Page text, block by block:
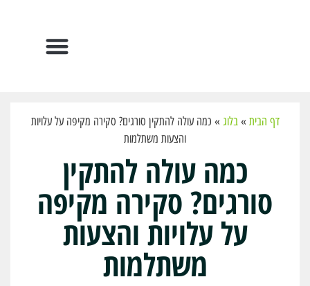
דף הבית » בלוג » כמה עולה להתקין סורגים? סקירה מקיפה על עלויות
והצעות משתלמות
כמה עולה להתקין
סורגים? סקירה מקיפה
על עלויות והצעות
משתלמות